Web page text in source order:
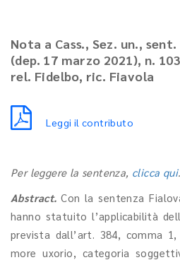
Nota a Cass., Sez. un.,
(dep. 17 marzo 2021), n.
rel. Fidelbo, ric. Fiavola
Leggi il contributo
Per leggere la sentenza, clicca qui.
Abstract.Con la sentenza
hanno statuito l’applicabilità
prevista dall’art. 384, comma
more uxorio, categoria